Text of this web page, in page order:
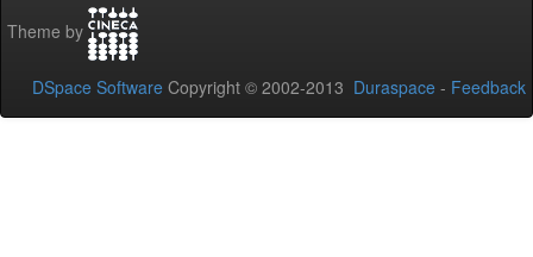
Theme by
DSpace Software Copyright © 2002-2013 Duraspace - Feedback